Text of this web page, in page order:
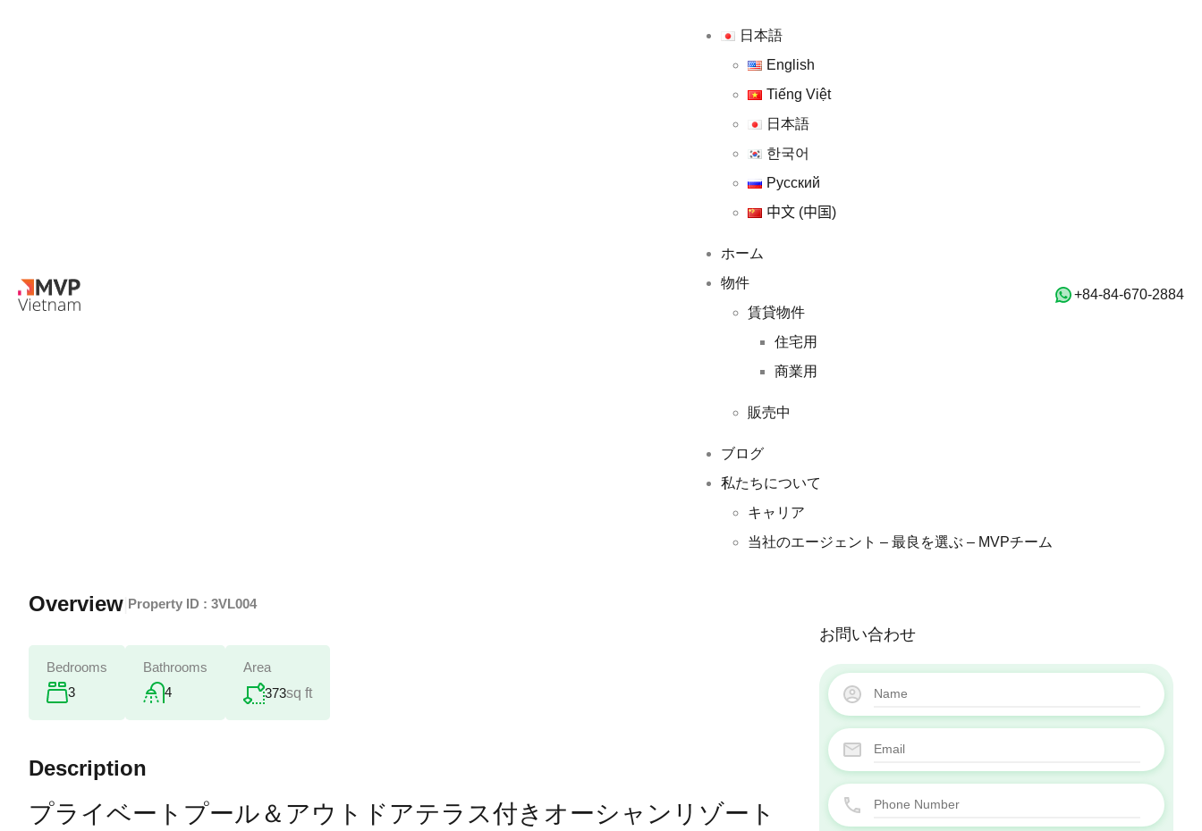
当社のエージェント – 最良を選ぶ – MVPチーム
日本語
English
Tiếng Việt
日本語
한국어
Русский
中文 (中国)
ホーム
物件
賃貸物件
住宅用
商業用
販売中
ブログ
私たちについて
キャリア
当社のエージェント – 最良を選ぶ – MVPチーム
‭+84-84-670-2884‬
Overview Property ID : 3VL004
Bedrooms
3
Bathrooms
4
Area
373sq ft
Description
プライベートプール＆アウトドアテラス付きオーシャンリゾート
お問い合わせ